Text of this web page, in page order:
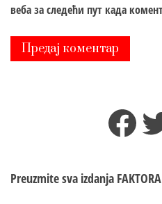
веба за следећи пут када
Preuzmite sva izdanja FAKTORA